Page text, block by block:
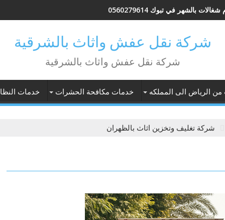
بالشهر في تبوك 0560279614
شركة نقل عفش واثاث بالشرقية
شركة نقل عفش واثاث بالشرقية
من الرياض الى المملكه خدمات مكافحة الحشرات خدمات
شركة تغليف وتخزين اثاث بالظهران